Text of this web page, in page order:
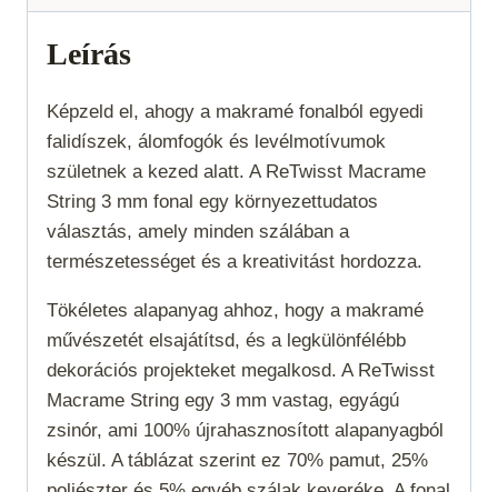
mennyiség
Leírás
Képzeld el, ahogy a makramé fonalból egyedi
falidíszek, álomfogók és levélmotívumok
születnek a kezed alatt. A ReTwisst Macrame
String 3 mm fonal egy környezettudatos
választás, amely minden szálában a
természetességet és a kreativitást hordozza.
Tökéletes alapanyag ahhoz, hogy a makramé
művészetét elsajátítsd, és a legkülönfélébb
dekorációs projekteket megalkosd. A ReTwisst
Macrame String egy 3 mm vastag, egyágú
zsinór, ami 100% újrahasznosított alapanyagból
készül. A táblázat szerint ez 70% pamut, 25%